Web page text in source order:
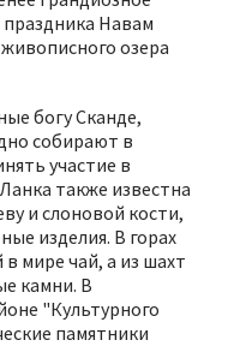
Навам
озера
богу Сканде,
собирают в
участие в
также известна
и слоновой кости,
изделия. В горах
мире чай, а из шахт
камни. В
"Культурного
памятники